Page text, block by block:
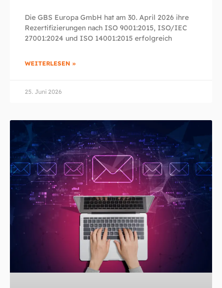
Die GBS Europa GmbH hat am 30. April 2026 ihre
Rezertifizierungen nach ISO 9001:2015, ISO/IEC
27001:2024 und ISO 14001:2015 erfolgreich
WEITERLESEN »
25. Juni 2026